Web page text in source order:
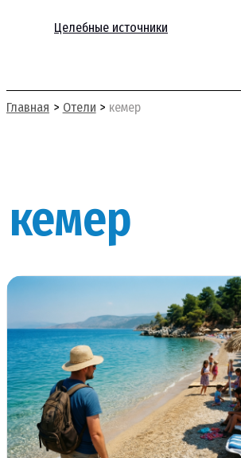
Целебные источники
Главная Отели кемер
кемер